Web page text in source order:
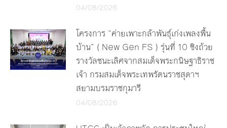
04/08/2026
โครงการ “ค่ายเพาะกล้าพันธุ์เก่งเพลงพื้น
บ้าน” ( New Gen FS ) รุ่นที่ 10 ชิงถ้วย
รางวัลชนะเลิศจากสมเด็จพระกนิษฐาธิราช
เจ้า กรมสมเด็จพระเทพรัตนราชสุดาฯ
สยามบรมราชกุมารี
04/08/2026